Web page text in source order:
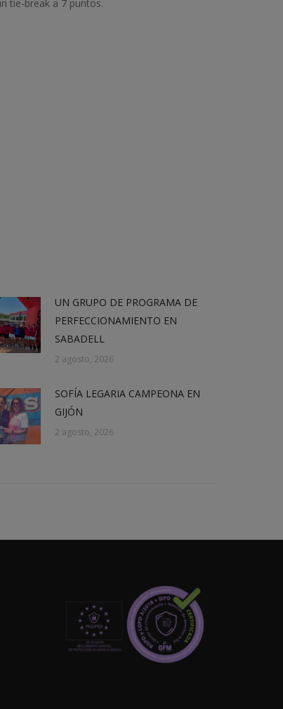
tie-break a 7 puntos.
UN GRUPO DE PROGRAMA DE
PERFECCIONAMIENTO EN
SABADELL
2 agosto, 2026
SOFÍA LEGARIA CAMPEONA EN
GIJÓN
2 agosto, 2026